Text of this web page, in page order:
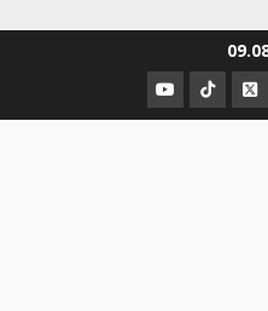
عنصر
القائمة
عنصر
القائمة
عنصر
القائمة